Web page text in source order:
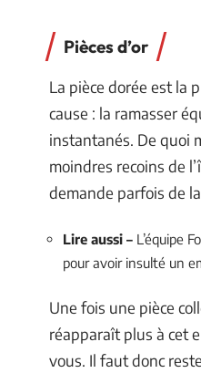
Pièces d’or
La pièce dorée est la
cause : la ramasser
instantanés. De quoi
moindres recoins de
demande parfois de
Lire aussi – L’équipe
pour avoir insulté un
Une fois une pièce
réapparaît plus à cet
vous. Il faut donc